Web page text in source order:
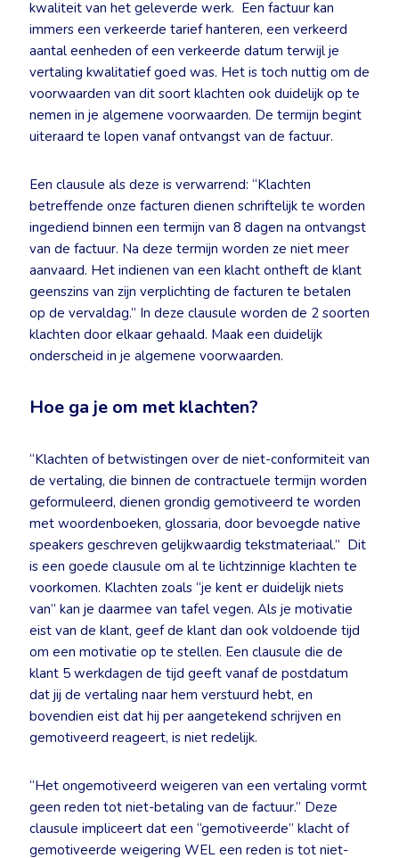
kwaliteit van het geleverde werk. Een factuur kan
immers een verkeerde tarief hanteren, een verkeerd
aantal eenheden of een verkeerde datum terwijl je
vertaling kwalitatief goed was. Het is toch nuttig om de
voorwaarden van dit soort klachten ook duidelijk op te
nemen in je algemene voorwaarden. De termijn begint
uiteraard te lopen vanaf ontvangst van de factuur.
Een clausule als deze is verwarrend: “Klachten
betreffende onze facturen dienen schriftelijk te worden
ingediend binnen een termijn van 8 dagen na ontvangst
van de factuur. Na deze termijn worden ze niet meer
aanvaard. Het indienen van een klacht ontheft de klant
geenszins van zijn verplichting de facturen te betalen
op de vervaldag.” In deze clausule worden de 2 soorten
klachten door elkaar gehaald. Maak een duidelijk
onderscheid in je algemene voorwaarden.
Hoe ga je om met klachten?
“Klachten of betwistingen over de niet-conformiteit van
de vertaling, die binnen de contractuele termijn worden
geformuleerd, dienen grondig gemotiveerd te worden
met woordenboeken, glossaria, door bevoegde native
speakers geschreven gelijkwaardig tekstmateriaal.” Dit
is een goede clausule om al te lichtzinnige klachten te
voorkomen. Klachten zoals “je kent er duidelijk niets
van” kan je daarmee van tafel vegen. Als je motivatie
eist van de klant, geef de klant dan ook voldoende tijd
om een motivatie op te stellen. Een clausule die de
klant 5 werkdagen de tijd geeft vanaf de postdatum
dat jij de vertaling naar hem verstuurd hebt, en
bovendien eist dat hij per aangetekend schrijven en
gemotiveerd reageert, is niet redelijk.
“Het ongemotiveerd weigeren van een vertaling vormt
geen reden tot niet-betaling van de factuur.” Deze
clausule impliceert dat een “gemotiveerde” klacht of
gemotiveerde weigering WEL een reden is tot niet-